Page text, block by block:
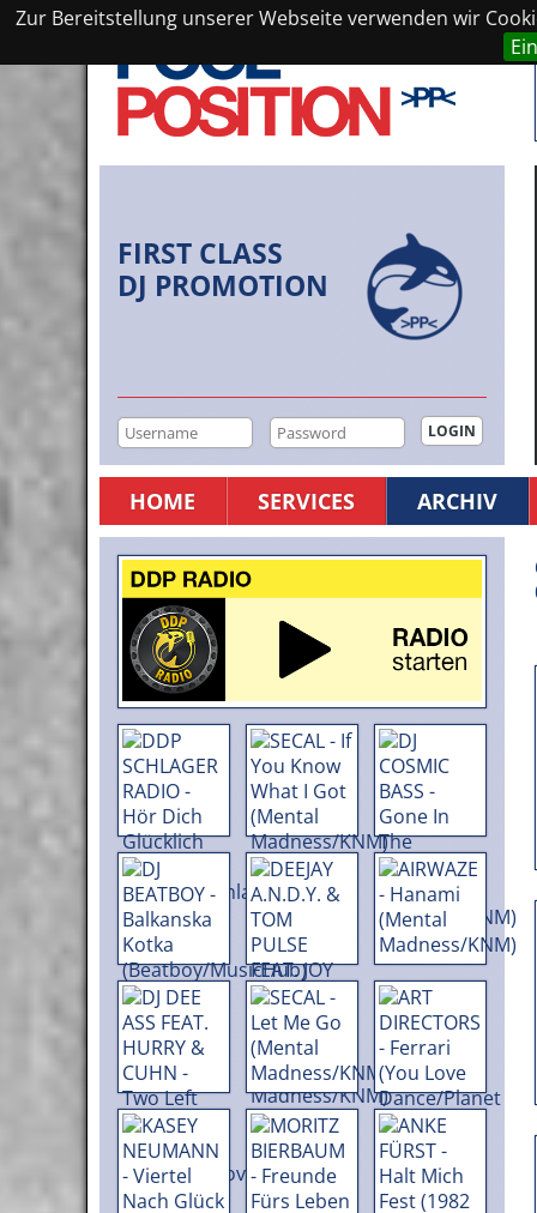
Zur Bereitstellung unserer Webseite verwenden wir
FIRST CLASS
DJ PROMOTION
HOME SERVICES ARCHIV